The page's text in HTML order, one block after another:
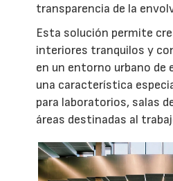
transparencia de la
Esta solución permite
interiores tranquilos y
en un entorno urbano de
una característica
para laboratorios, salas
áreas destinadas al